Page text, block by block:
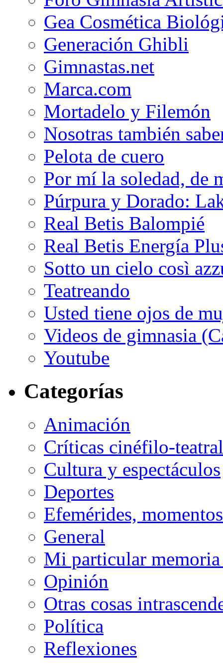
Gea Cosmética
Generación Ghibli
Gimnastas.net
Marca.com
Mortadelo y Filemón
Nosotras también
Pelota de cuero
Por mí la soledad, de
Púrpura y Dorado:
Real Betis Balompié
Real Betis Energía
Sotto un cielo così
Teatreando
Usted tiene ojos de
Videos de gimnasia
Youtube
Categorías
Animación
Críticas cinéfilo-
Cultura y espectáculos
Deportes
Efemérides,
General
Mi particular
Opinión
Otras cosas
Política
Reflexiones